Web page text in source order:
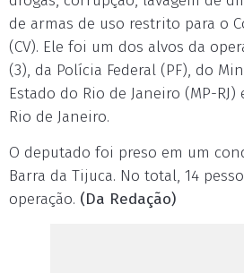
de armas de uso restrito para o
(CV). Ele foi um dos alvos da
(3), da Polícia Federal (PF), do
Estado do Rio de Janeiro (MP-
Rio de Janeiro.
O deputado foi preso em um
Barra da Tijuca. No total, 14
operação. (Da Redação)